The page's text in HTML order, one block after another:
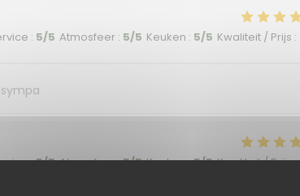
: 5/5 Atmosfeer: 5/5 Keuken : 5/5 Kwaliteit / Prijs :
:5/5 Atmosfeer:5/5 Keuken:5/5 Kwaliteit / Prijs: